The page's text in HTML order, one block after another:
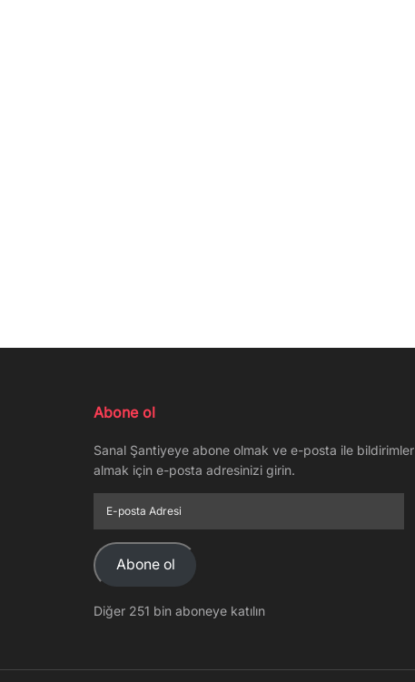
Abone ol
Sanal Şantiyeye abone olmak ve e-posta ile bildirimler
almak için e-posta adresinizi girin.
posta
Adresi
Abone ol
Diğer 251 bin aboneye katılın